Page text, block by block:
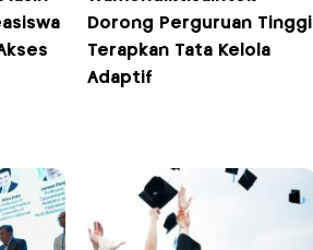
Dorong Perguruan Tinggi
Terapkan Tata Kelola
Adaptif